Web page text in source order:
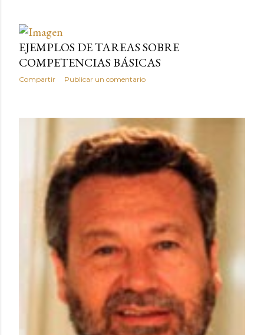
EJEMPLOS DE TAREAS SOBRE
COMPETENCIAS BÁSICAS
Compartir Publicar un comentario